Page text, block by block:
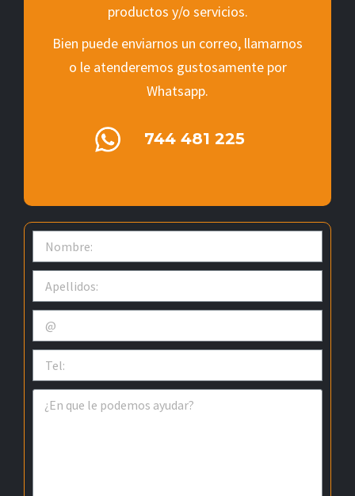
productos y/o servicios.
Bien puede enviarnos un correo, llamarnos
o le atenderemos gustosamente por
Whatsapp.
744 481 225